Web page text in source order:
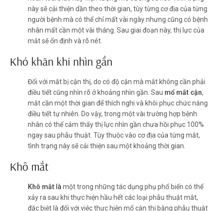
này sẽ cải thiện dần theo thời gian, tùy từng cơ địa của từng
người bệnh mà có thể chỉ mất vài ngày nhưng cũng có bệnh
nhân mất cần một vài tháng. Sau giai đoạn này, thị lực của
mắt sẽ ổn định và rõ nét.
Khó khăn khi nhìn gần
Đối với mắt bị cận thị, do có độ cận mà mắt không cần phải
điều tiết cũng nhìn rõ ở khoảng nhìn gần. Sau mổ mắt cận,
mắt cần một thời gian để thích nghi và khôi phục chức năng
điều tiết tự nhiên. Do vậy, trong một vài trường hợp bệnh
nhân có thể cảm thấy thị lực nhìn gần chưa hồi phục 100%
ngay sau phẫu thuật. Tùy thuộc vào cơ địa của từng mắt,
tình trạng này sẽ cải thiện sau một khoảng thời gian.
Khô mắt
Khô mắt làmột trong những tác dụng phụ phổ biến có thể
xảy ra sau khi thực hiện hầu hết các loại phẫu thuật mắt,
đặc biệt là đối với việc thực hiện mổ cận thị bằng phẫu thuật